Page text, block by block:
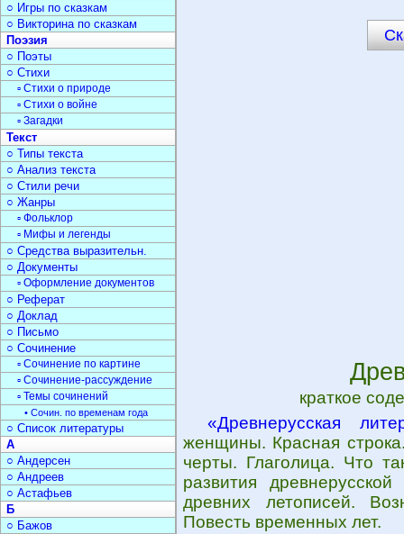
краткое
«Древнерусская
женщины. Красная
черты. Глаголица. Что
развития
древних летописей.
Повесть временных лет.
○ Игры по сказкам
○ Викторина по сказкам
Поэзия
○ Поэты
○ Стихи
▫ Стихи о природе
▫ Стихи о войне
▫ Загадки
Текст
○ Типы текста
○ Анализ текста
○ Стили речи
○ Жанры
▫ Фольклор
▫ Мифы и легенды
○ Средства выразительн.
○ Документы
▫ Оформление документов
○ Реферат
○ Доклад
○ Письмо
○ Сочинение
▫ Сочинение по картине
▫ Сочинение-рассуждение
▫ Темы сочинений
• Сочин. по временам года
○ Список литературы
А
○ Андерсен
○ Андреев
○ Астафьев
Б
○ Бажов